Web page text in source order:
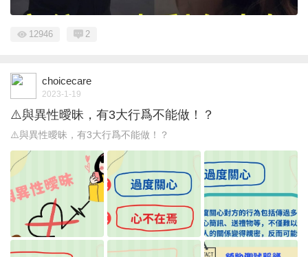
12946 2
choicecare
2023-1-19
⚠️與異性曖昧，有3大行爲不能做！？
⚠️與異性曖昧，有3大行爲不能做！？